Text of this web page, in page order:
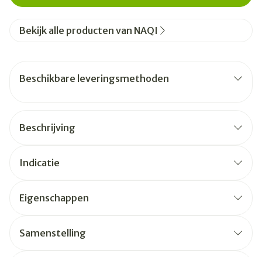
Bekijk alle producten van NAQI
Beschikbare leveringsmethoden
Beschrijving
Indicatie
Eigenschappen
Samenstelling